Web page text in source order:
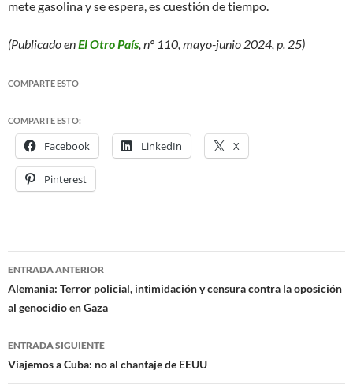
mete gasolina y se espera, es cuestión de tiempo.
(Publicado enEl Otro País, nº 110, mayo-junio 2024, p. 25)
COMPARTE ESTO
COMPARTE ESTO:
Facebook LinkedIn X
Pinterest
Navegación
de
entradas
ENTRADA ANTERIOR
Alemania: Terror policial, intimidación y censura contra la oposición
al genocidio en Gaza
ENTRADA SIGUIENTE
Viajemos a Cuba: no al chantaje de EEUU